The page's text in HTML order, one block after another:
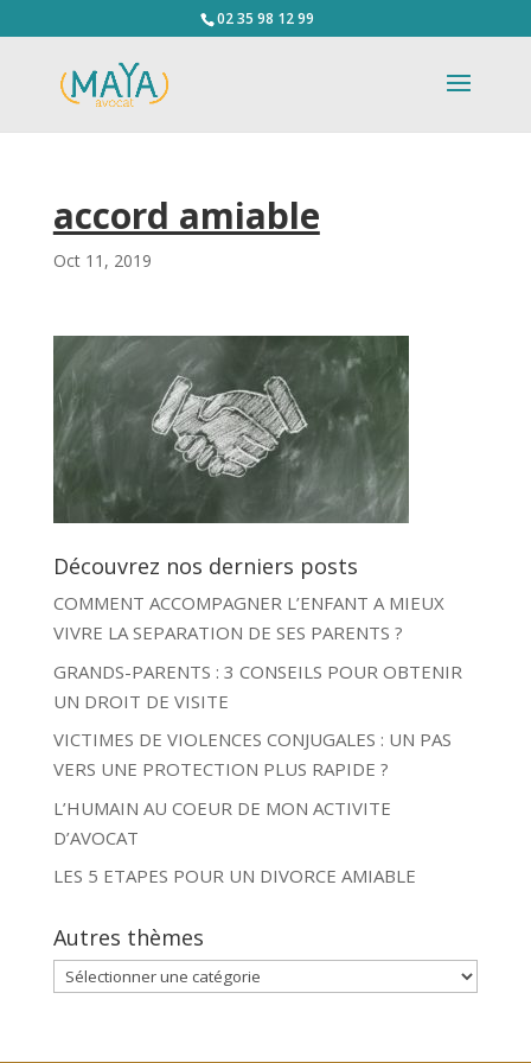
02 35 98 12 99
accord amiable
Oct 11, 2019
Découvrez nos derniers posts
COMMENT ACCOMPAGNER L’ENFANT A MIEUX
VIVRE LA SEPARATION DE SES PARENTS ?
GRANDS-PARENTS : 3 CONSEILS POUR OBTENIR
UN DROIT DE VISITE
VICTIMES DE VIOLENCES CONJUGALES : UN PAS
VERS UNE PROTECTION PLUS RAPIDE ?
L’HUMAIN AU COEUR DE MON ACTIVITE
D’AVOCAT
LES 5 ETAPES POUR UN DIVORCE AMIABLE
Autres thèmes
Autres